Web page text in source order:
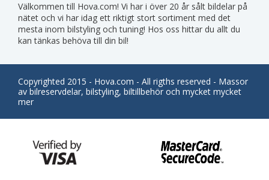
Välkommen till Hova.com! Vi har i över 20 år sålt bildelar på
nätet och vi har idag ett riktigt stort sortiment med det
mesta inom bilstyling och tuning! Hos oss hittar du allt du
kan tänkas behöva till din bil!
Copyrighted 2015 - Hova.com - All rigths reserved - Massor
av bilreservdelar, bilstyling, biltillbehör och mycket mycket
mer